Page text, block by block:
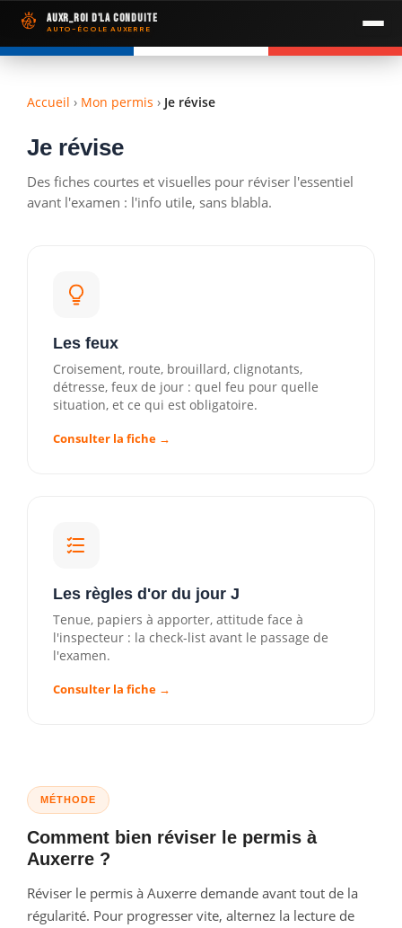
Aller
contenu
AuxR_Roi d'la Conduite
AUTO-ÉCOLE AUXERRE
Mon permis
Questions de vérifications
Je révise
Actualité
Avis élèves
Contact
Voir les tarifs
📞 Appeler l'agence
Accueil › Mon permis › Je révise
Je révise
Des fiches courtes et visuelles pour réviser l'essentiel
avant l'examen : l'info utile, sans blabla.
Les feux
Croisement, route, brouillard, clignotants,
détresse, feux de jour : quel feu pour quelle
situation, et ce qui est obligatoire.
Consulter la fiche →
Les règles d'or du jour J
Tenue, papiers à apporter, attitude face à
l'inspecteur : la check-list avant le passage de
l'examen.
Consulter la fiche →
MÉTHODE
Comment bien réviser le permis à
Auxerre ?
Réviser le permis à Auxerre demande avant tout de la
régularité. Pour progresser vite, alternez la lecture de